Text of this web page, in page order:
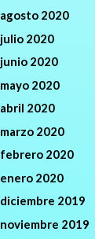
agosto 2020
julio 2020
junio 2020
mayo 2020
abril 2020
marzo 2020
febrero 2020
enero 2020
diciembre 2019
noviembre 2019